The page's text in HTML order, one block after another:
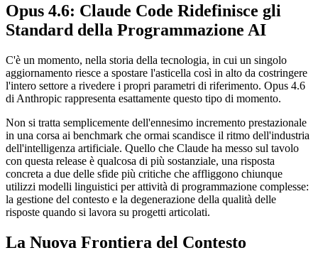
Opus 4.6: Claude Code Ridefinisce gli
Standard della Programmazione AI
C'è un momento, nella storia della tecnologia, in cui un singolo
aggiornamento riesce a spostare l'asticella così in alto da costringere
l'intero settore a rivedere i propri parametri di riferimento. Opus 4.6
di Anthropic rappresenta esattamente questo tipo di momento.
Non si tratta semplicemente dell'ennesimo incremento prestazionale
in una corsa ai benchmark che ormai scandisce il ritmo dell'industria
dell'intelligenza artificiale. Quello che Claude ha messo sul tavolo
con questa release è qualcosa di più sostanziale, una risposta
concreta a due delle sfide più critiche che affliggono chiunque
utilizzi modelli linguistici per attività di programmazione complesse:
la gestione del contesto e la degenerazione della qualità delle
risposte quando si lavora su progetti articolati.
La Nuova Frontiera del Contesto